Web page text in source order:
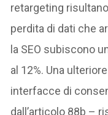
retargeting
perdita di dati che
la SEO subiscono
al 12%. Una
interfacce di
dall’articolo 88b –